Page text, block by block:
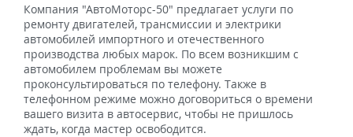
Компания "АвтоМоторс-50" предлагает услуги по
ремонту двигателей, трансмиссии и электрики
автомобилей импортного и отечественного
производства любых марок. По всем возникшим с
автомобилем проблемам вы можете
проконсультироваться по телефону. Также в
телефонном режиме можно договориться о времени
вашего визита в автосервис, чтобы не пришлось
ждать, когда мастер освободится.